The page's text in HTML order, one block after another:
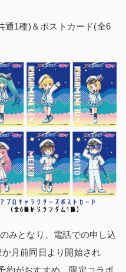
通1種)＆ポストカード(全6
みとなり、電話での申し込
月前同日より開始され